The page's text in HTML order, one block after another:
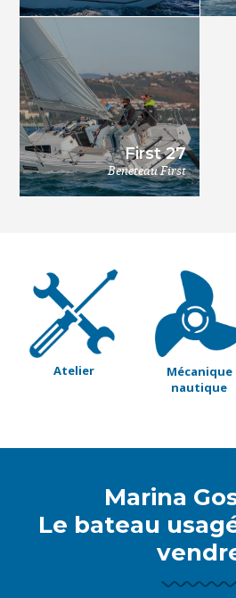
First 27
Beneteau First
Atelier
Mécanique
nautique
Marina
Le bateau